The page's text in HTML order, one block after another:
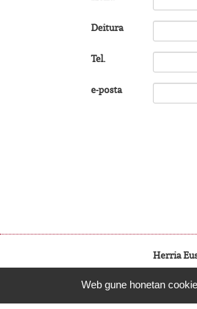
Deitura
Tel.
e-posta
Herria
Web gune honetan